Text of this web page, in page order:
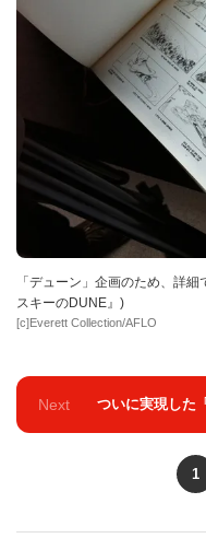
「デューン」企画のため、詳
スキーのDUNE』)
[c]Everett Collection/AFLO
Next ついに実現した
1